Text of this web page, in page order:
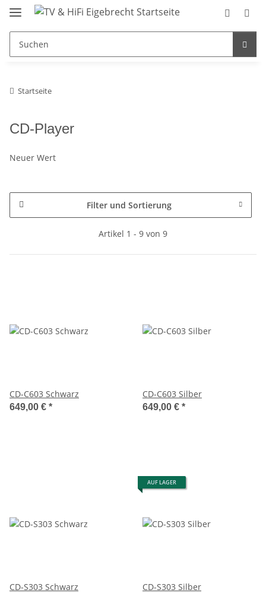
Startseite
CD-Player
Neuer Wert
Filter und Sortierung
Artikel 1 - 9 von 9
CD-C603 Schwarz
649,00 € *
CD-C603 Silber
649,00 € *
CD-S303 Schwarz
AUF LAGER
CD-S303 Silber